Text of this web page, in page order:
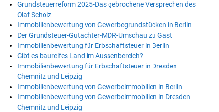
Grundsteuerreform 2025-Das gebrochene Versprechen des
Olaf Scholz
Immobilienbewertung von Gewerbegrundstücken in Berlin
Der Grundsteuer-Gutachter-MDR-Umschau zu Gast
Immobilienbewertung für Erbschaftsteuer in Berlin
Gibt es baureifes Land im Aussenbereich?
Immobilienbewertung für Erbschaftsteuer in Dresden
Chemnitz und Leipzig
Immobilienbewertung von Gewerbeimmobilien in Berlin
Immobilienbewertung von Gewerbeimmobilien in Dresden
Chemnitz und Leipzig